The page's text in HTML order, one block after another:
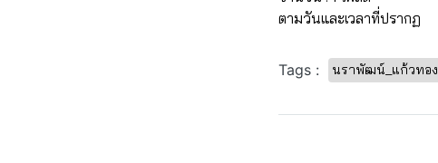
ตามวันและเวลาที่ปรากฏ
Tags : นราพัฒน์_แก้วทอง